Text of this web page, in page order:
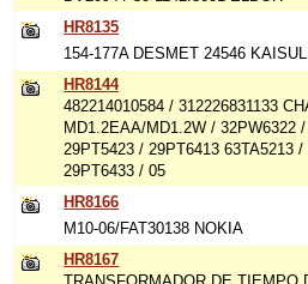
HR8135
154-177A DESMET 24546
HR8144
482214010584 / 312226831133
MD1.2EAA/MD1.2W / 32PW6322
29PT5423 / 29PT6413 63TA5213
29PT6433 / 05
HR8166
M10-06/FAT30138 NOKIA
HR8167